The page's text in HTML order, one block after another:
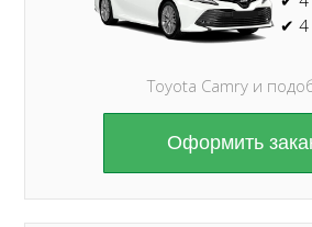
Toyota Camry и
✔ 4
Оформить